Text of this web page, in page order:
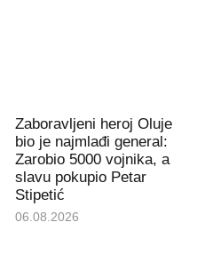
Zaboravljeni heroj Oluje
bio je najmlađi general:
Zarobio 5000 vojnika, a
slavu pokupio Petar
Stipetić
06.08.2026